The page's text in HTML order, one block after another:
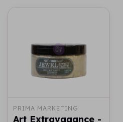
PRIMA MARKETING
Art Extravagance -